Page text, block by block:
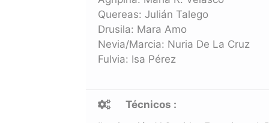
Quereas: Julián Talego
Drusila: Mara Amo
Nevia/Marcia: Nuria De La Cruz
Fulvia: Isa Pérez
Técnicos :